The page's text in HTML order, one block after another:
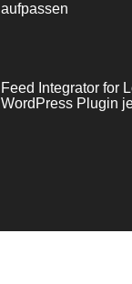
aufpassen
Feed Integrator for
WordPress Plugin